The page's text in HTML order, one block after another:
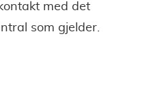
med det
som gjelder.